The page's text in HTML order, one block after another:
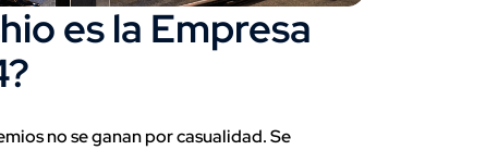
es la Empresa
no se ganan por casualidad. Se